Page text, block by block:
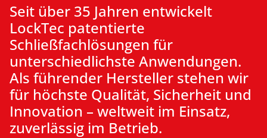
Seit über 35 Jahren entwickelt
LockTec patentierte
Schließfachlösungen für
unterschiedlichste Anwendungen.
Als führender Hersteller stehen wir
für höchste Qualität, Sicherheit und
Innovation – weltweit im Einsatz,
zuverlässig im Betrieb.